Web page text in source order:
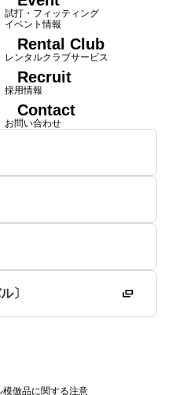
試打・フィッティング
イベント情報
Rental Club
レンタルクラブサービス
Recruit
採用情報
Contact
お問い合わせ
〕
模倣品に関する注意